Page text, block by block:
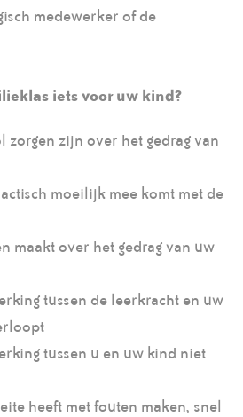
medewerker of de
iets voor uw kind?
zorgen zijn over het gedrag van
moeilijk mee komt met de
maakt over het gedrag van uw
tussen de leerkracht en uw
tussen u en uw kind niet
heeft met fouten maken, snel